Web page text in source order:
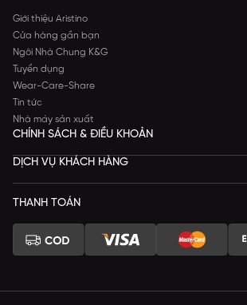
Giới thiệu Aristino
Cửa hàng gần bạn
Ngôi Nhà Chung K&G
Tuyển dụng
Wear-Care-Share
Tin tức
Nhà máy sản xuất
CHÍNH SÁCH & ĐIỀU KHOẢN
DỊCH VỤ KHÁCH HÀNG
THANH TOÁN